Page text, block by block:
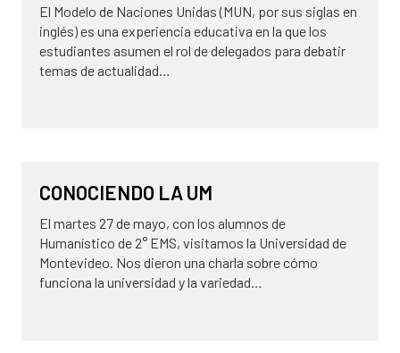
El Modelo de Naciones Unidas (MUN, por sus siglas en
inglés) es una experiencia educativa en la que los
estudiantes asumen el rol de delegados para debatir
temas de actualidad…
CONOCIENDO LA UM
El martes 27 de mayo, con los alumnos de
Humanístico de 2° EMS, visitamos la Universidad de
Montevideo. Nos dieron una charla sobre cómo
funciona la universidad y la variedad…